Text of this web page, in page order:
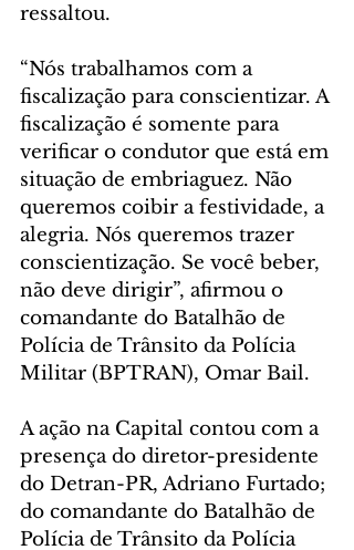
ressaltou.
“Nós trabalhamos com a
fiscalização para conscientizar. A
fiscalização é somente para
verificar o condutor que está em
situação de embriaguez. Não
queremos coibir a festividade, a
alegria. Nós queremos trazer
conscientização. Se você beber,
não deve dirigir”, afirmou o
comandante do Batalhão de
Polícia de Trânsito da Polícia
Militar (BPTRAN), Omar Bail.
A ação na Capital contou com a
presença do diretor-presidente
do Detran-PR, Adriano Furtado;
do comandante do Batalhão de
Polícia de Trânsito da Polícia